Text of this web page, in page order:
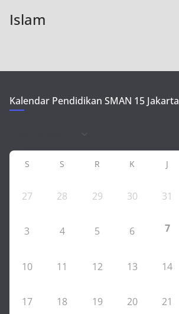
Islam
Kalendar Pendidikan SMAN 15 Jakarta
S S R K J
27 28 29 30 31
3 4 5 6 7
10 11 12 13 14
17 18 19 20 21